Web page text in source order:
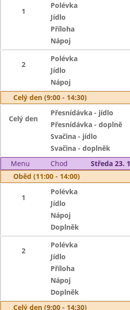
1
Polévka
Jídlo
Příloha
Nápoj
2
Polévka
Jídlo
Nápoj
Celý den (9:00 - 14:30)
Celý den
Přesnídávka - jídlo
Přesnídávka - doplně
Svačina - jídlo
Svačina - doplněk
Menu
Chod
Středa 23.
Oběd (11:00 - 14:00)
1
Polévka
Jídlo
Nápoj
Doplněk
2
Polévka
Jídlo
Příloha
Nápoj
Doplněk
Celý den (9:00 - 14:30)